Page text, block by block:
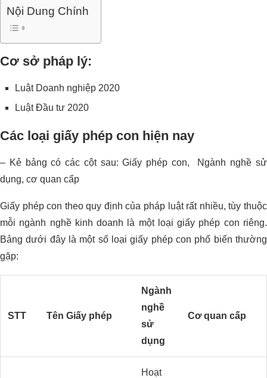
Nội Dung Chính
Cơ sở pháp lý:
Luật Doanh nghiệp 2020
Luật Đầu tư 2020
Các loại giấy phép con hiện nay
– Kẻ bảng có các cột sau: Giấy phép con, Ngành nghề sử
dụng, cơ quan cấp
Giấy phép con theo quy định của pháp luật rất nhiều, tùy thuộc
mỗi ngành nghề kinh doanh là một loại giấy phép con riêng.
Bảng dưới đây là một số loại giấy phép con phổ biến thường
gặp:
STT Tên Giấy phép
Ngành
nghề
sử
dụng
Cơ quan cấp
Hoạt